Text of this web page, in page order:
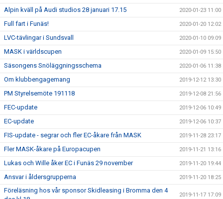
Alpin kväll på Audi studios 28 januari 17.15 2020-01-23 11:00
Full fart i Funäs! 2020-01-20 12:02
LVC-tävlingar i Sundsvall 2020-01-10 09:09
MASK i världscupen 2020-01-09 15:50
Säsongens Snöläggningsschema 2020-01-06 11:38
Om klubbengagemang 2019-12-12 13:30
PM Styrelsemöte 191118 2019-12-08 21:56
FEC-update 2019-12-06 10:49
EC-update 2019-12-06 10:37
FIS-update - segrar och fler EC-åkare från MASK 2019-11-28 23:17
Fler MASK-åkare på Europacupen 2019-11-21 13:16
Lukas och Wille åker EC i Funäs 29 november 2019-11-20 19:44
Ansvar i åldersgrupperna 2019-11-20 18:25
Föreläsning hos vår sponsor Skidleasing i Bromma den 4
2019-11-17 17:09